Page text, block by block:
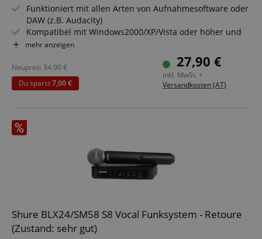
Funktioniert mit allen Arten von Aufnahmesoftware oder
DAW (z.B. Audacity)
Kompatibel mit Windows2000/XP/Vista oder höher und
Mac OS X
Ideal für die Aufnahme von einzelnen Instrumenten,
Gesang und Sprache
14 mm-Back Elektret-Kondensatorkapsel
Richtcharakteristik: Niere
mehr anzeigen
27,90 €
inkl. MwSt. +
Versandkosten (AT)
Neupreis 34,90 €
Du sparst7,00 €
Shure BLX24/SM58 S8 Vocal Funksystem - Retoure
(Zustand: sehr gut)